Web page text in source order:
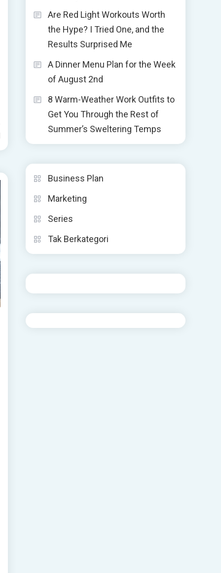
Are Red Light Workouts Worth
the Hype? I Tried One, and the
Results Surprised Me
A Dinner Menu Plan for the Week
of August 2nd
8 Warm-Weather Work Outfits to
Get You Through the Rest of
Summer’s Sweltering Temps
Business Plan
Marketing
Series
Tak Berkategori